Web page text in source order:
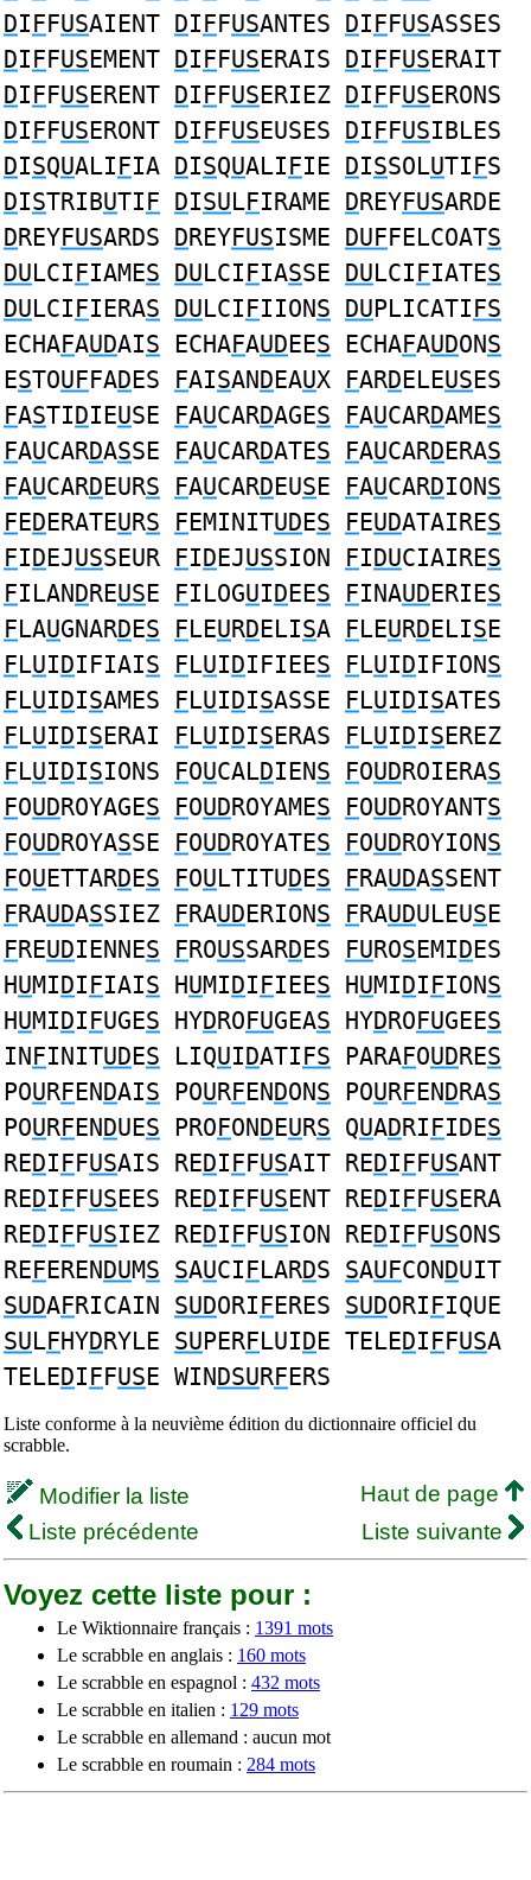
DIFFUSAIENT DIFFUSANTES DIFFUSASSES
DIFFUSEMENT DIFFUSERAIS DIFFUSERAIT
DIFFUSERENT DIFFUSERIEZ DIFFUSERONS
DIFFUSERONT DIFFUSEUSES DIFFUSIBLES
DISQUALIFIA DISQUALIFIE DISSOLUTIFS
DISTRIBUTIF DISULFIRAME DREYFUSARDE
DREYFUSARDS DREYFUSISME DUFFELCOATS
DULCIFIAMES DULCIFIASSE DULCIFIATES
DULCIFIERAS DULCIFIIONS DUPLICATIFS
ECHAFAUDAIS ECHAFAUDEES ECHAFAUDONS
ESTOUFFADES FAISANDEAUX FARDELEUSES
FASTIDIEUSE FAUCARDAGES FAUCARDAMES
FAUCARDASSE FAUCARDATES FAUCARDERAS
FAUCARDEURS FAUCARDEUSE FAUCARDIONS
FEDERATEURS FEMINITUDES FEUDATAIRES
FIDEJUSSEUR FIDEJUSSION FIDUCIAIRES
FILANDREUSE FILOGUIDEES FINAUDERIES
FLAUGNARDES FLEURDELISA FLEURDELISE
FLUIDIFIAIS FLUIDIFIEES FLUIDIFIONS
FLUIDISAMES FLUIDISASSE FLUIDISATES
FLUIDISERAI FLUIDISERAS FLUIDISEREZ
FLUIDISIONS FOUCALDIENS FOUDROIERAS
FOUDROYAGES FOUDROYAMES FOUDROYANTS
FOUDROYASSE FOUDROYATES FOUDROYIONS
FOUETTARDES FOULTITUDES FRAUDASSENT
FRAUDASSIEZ FRAUDERIONS FRAUDULEUSE
FREUDIENNES FROUSSARDES FUROSEMIDES
HUMIDIFIAIS HUMIDIFIEES HUMIDIFIONS
HUMIDIFUGES HYDROFUGEAS HYDROFUGEES
INFINITUDES LIQUIDATIFS PARAFOUDRES
POURFENDAIS POURFENDONS POURFENDRAS
POURFENDUES PROFONDEURS QUADRIFIDES
REDIFFUSAIS REDIFFUSAIT REDIFFUSANT
REDIFFUSEES REDIFFUSENT REDIFFUSERA
REDIFFUSIEZ REDIFFUSION REDIFFUSONS
REFERENDUMS SAUCIFLARDS SAUFCONDUIT
SUDAFRICAIN SUDORIFERES SUDORIFIQUE
SULFHYDRYLE SUPERFLUIDE TELEDIFFUSA
TELEDIFFUSE WINDSURFERS
Liste conforme à la neuvième édition du dictionnaire officiel du
scrabble.
Modifier la liste
Haut de page
Liste précédente
Liste suivante
Voyez cette liste pour :
Le Wiktionnaire français : 1391 mots
Le scrabble en anglais : 160 mots
Le scrabble en espagnol : 432 mots
Le scrabble en italien : 129 mots
Le scrabble en allemand : aucun mot
Le scrabble en roumain : 284 mots